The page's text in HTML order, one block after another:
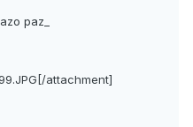
paz_
attachment]